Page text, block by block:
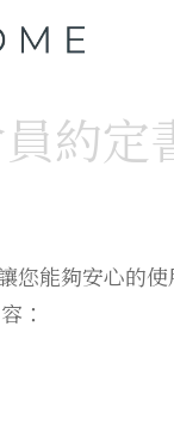
約定
能夠安心的
：